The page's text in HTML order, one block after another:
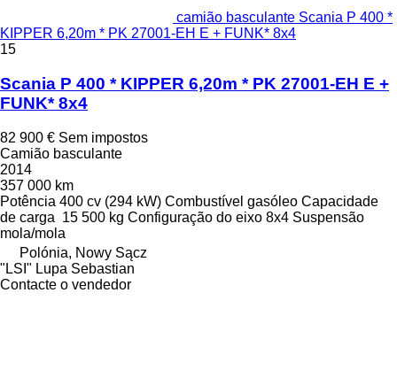
camião basculante Scania P 400 *
KIPPER 6,20m * PK 27001-EH E + FUNK* 8x4
15
Scania P 400 * KIPPER 6,20m * PK 27001-EH E +
FUNK* 8x4
82 900 € Sem impostos
Camião basculante
2014
357 000 km
Potência 400 cv (294 kW) Combustível gasóleo Capacidade
de carga 15 500 kg Configuração do eixo 8x4 Suspensão
mola/mola
Polónia, Nowy Sącz
"LSI" Lupa Sebastian
Contacte o vendedor